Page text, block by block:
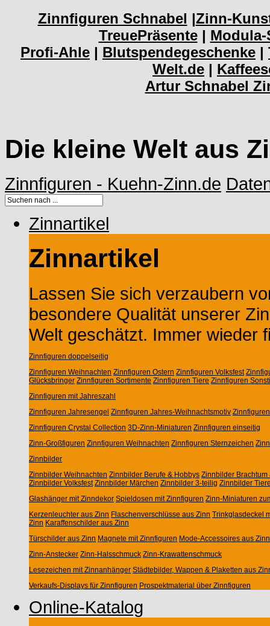
Zinnfiguren Schnabel |Zinn-
TreuePräsente|
Profi-Ahle | Blutspendegeschenke |
Welt.de |
Artur Schnabel
Die kleine Welt aus
Zinnfiguren - Kuehn-Zinn.de
Zinnartikel
Zinnartikel
Lassen Sie sich verzaubern
besondere Qualität unserer
Welt geschätzt. Immer wieder
Zinnfiguren doppelseitig
Zinnfiguren Weihnachten Zinnfiguren Ostern Zinnfiguren Volksfest
Glücksbringer Zinnfiguren Sortimente Zinnfiguren Tiere Zinnfiguren
Zinnfiguren mit Jahreszahl
Zinnfiguren Jahresengel Zinnfiguren Jahres-Weihnachtsmotiv
Zinnfiguren Crystal Collection 3D-Zinn-Miniaturen Zinnfiguren einseitig
Zinn-Großfiguren Zinnfiguren Weihnachten Zinnfiguren Sternzeichen
Zinnbilder
Zinnbilder Weihnachten Zinnbilder Berufe & Hobbys Zinnbilder Brachtum
Zinnbilder Volksfest Zinnbilder Märchen Zinnbilder 3-teilig Zinnbilder
Glashänger mit Zinndekor Spieldosen mit Zinnfiguren Zinn-Miniaturen
Kerzenleuchter aus Zinn Flaschenverschlüsse aus Zinn Trinkglasdeckel
Zinn Karaffenschilder aus Zinn
Türschilder aus Zinn Magnete mit Zinnfiguren Mode-Accessoires aus Zinn
Zinn-Anstecker Zinn-Halsschmuck Zinn-Krawattenschmuck
Lesezeichen mit Zinnanhänger Städtebilder, Wappen & Plaketten aus
Verkaufs-Displays für Zinnfiguren Prospektmaterial über Zinnfiguren
Online-Katalog